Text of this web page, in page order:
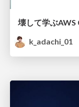
k_adachi_01